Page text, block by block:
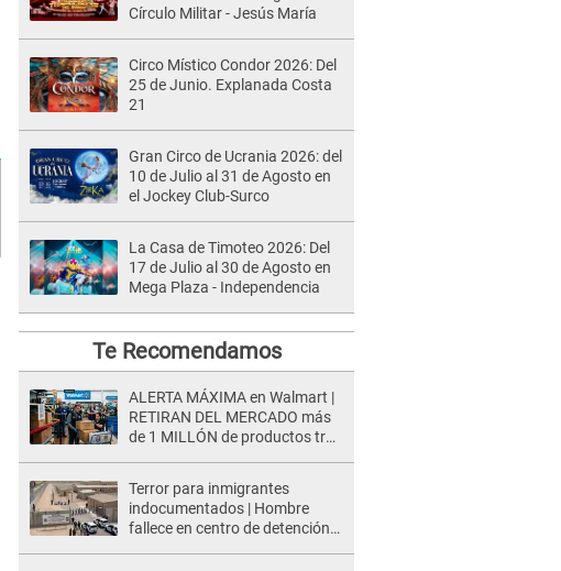
Círculo Militar - Jesús María
Circo Místico Condor 2026: Del
25 de Junio. Explanada Costa
21
Gran Circo de Ucrania 2026: del
10 de Julio al 31 de Agosto en
el Jockey Club-Surco
La Casa de Timoteo 2026: Del
17 de Julio al 30 de Agosto en
Mega Plaza - Independencia
Te Recomendamos
ALERTA MÁXIMA en Walmart |
RETIRAN DEL MERCADO más
de 1 MILLÓN de productos tras
Terror para inmigrantes
indocumentados | Hombre
fallece en centro de detención